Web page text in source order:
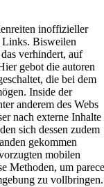
inoffizieller
Links. Bisweilen
verhindert, auf
gebot die autoren
die bei dem
Inside der
anderem des Webs
nach externe Inhalte
sich dessen zudem
gekommen
mobilen
Methoden, um parece
zu vollbringen.